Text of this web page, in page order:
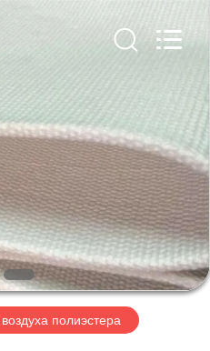
полиэстера